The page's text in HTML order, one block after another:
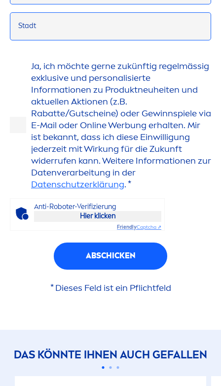
Stadt
Ja, ich möchte gerne zukünftig regelmässig
exklusive und personalisierte
Informationen zu Produktneuheiten und
aktuellen Aktionen (z.B.
Rabatte/Gutscheine) oder Gewinnspiele via
E-Mail oder Online Werbung erhalten. Mir
ist bekannt, dass ich diese Einwilligung
jederzeit mit Wirkung für die Zukunft
widerrufen kann. Weitere Informationen zur
Datenverarbeitung in der
Datenschutzerklärung. *
Anti-Roboter-Verifizierung
Hier klicken
FriendlyCaptcha ⇗
ABSCHICKEN
* Dieses Feld ist ein Pflichtfeld
DAS KÖNNTE IHNEN AUCH GEFALLEN